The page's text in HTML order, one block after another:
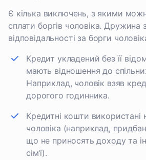
Є кілька виключень, з якими
сплати боргів чоловіка. Дружина
відповідальності за борги
Кредит укладений без її
мають відношення до
Наприклад, чоловік взяв
дорогого годинника.
Кредитні кошти використані
чоловіка (наприклад,
що не приносять доходу та
сім’ї).